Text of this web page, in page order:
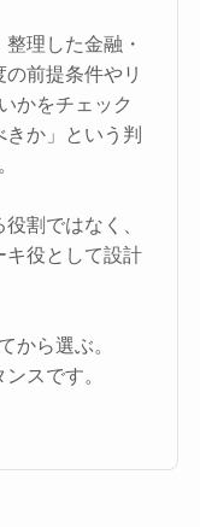
理した金融・
前提条件やリ
かをチェック
か」という判
割ではなく、
キ役として設計
から選ぶ。
スです。